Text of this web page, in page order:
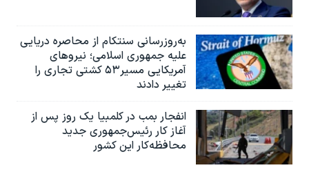
به‌روزرسانی سنتکام از محاصره دریایی
علیه جمهوری اسلامی؛ نیروهای
آمریکایی مسیر۵۳ کشتی تجاری را
تغییر دادند
انفجار بمب‌‌ در کلمبیا یک روز پس از
آغاز کار رئیس‌جمهوری جدید
محافظه‌کار این کشور